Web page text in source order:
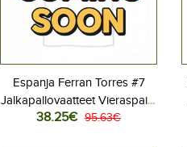
Espanja Ferran Torres #7
Jalkapallovaatteet Vieraspaita
MM-kisat 2026 Lyhythihainen
38.25€ 95.63€